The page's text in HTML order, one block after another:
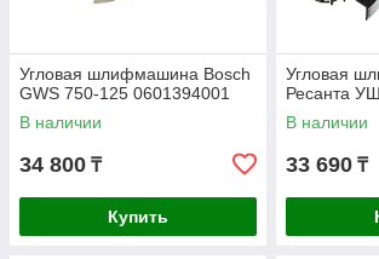
Угловая шлифмашина Bosch
GWS 750-125 0601394001
В наличии
34 800 ₸
Купить
Угловая
Ресанта
В наличии
33 690 ₸